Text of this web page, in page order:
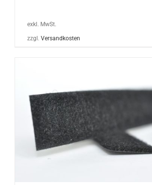
exkl. MwSt.
zzgl. Versandkosten